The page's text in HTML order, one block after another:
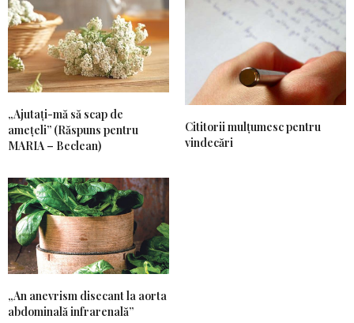
„Ajutați-mă să scap de
amețeli” (Răspuns pentru
MARIA – Beclean)
Cititorii mulțumesc pentru
vindecări
„An anevrism disecant la aorta
abdominală infrarenală”